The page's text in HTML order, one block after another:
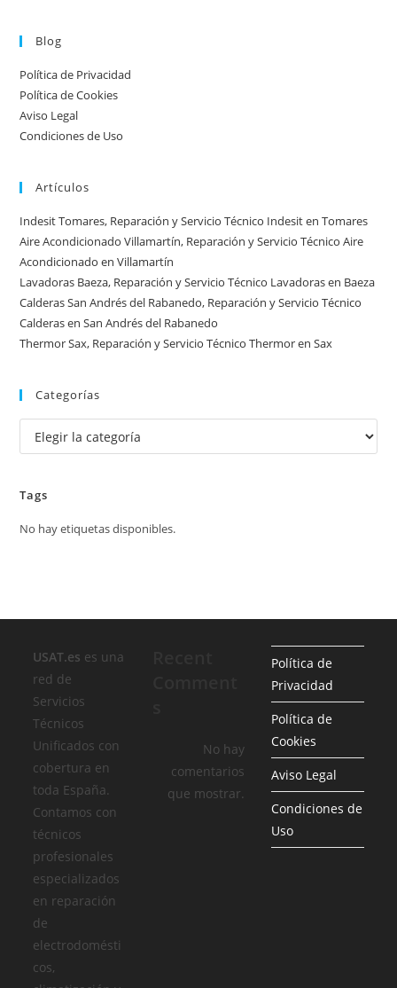
ciudad:
disponibilidad
y
en
Blog
Política de Privacidad
Política de Cookies
Aviso Legal
Condiciones de Uso
Artículos
Indesit Tomares, Reparación y Servicio Técnico Indesit en Tomares
Aire Acondicionado Villamartín, Reparación y Servicio Técnico Aire
Acondicionado en Villamartín
Lavadoras Baeza, Reparación y Servicio Técnico Lavadoras en Baeza
Calderas San Andrés del Rabanedo, Reparación y Servicio Técnico
Calderas en San Andrés del Rabanedo
Thermor Sax, Reparación y Servicio Técnico Thermor en Sax
Categorías
Categorías
Tags
No hay etiquetas disponibles.
USAT.es es una
red de
Servicios
Técnicos
Unificados con
cobertura en
toda España.
Contamos con
técnicos
profesionales
especializados
en reparación
de
electrodomésti
cos,
No hay
comentarios
que mostrar.
Política de
Privacidad
Política de
Cookies
Aviso Legal
Condiciones de
Uso